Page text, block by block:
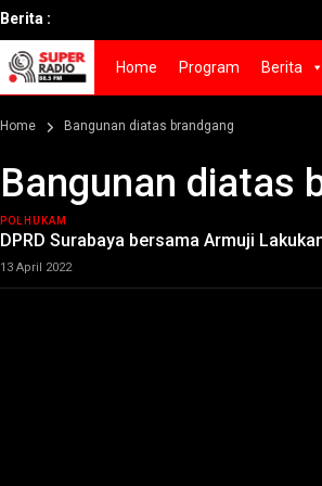
Berita :
Home Program Berita
Home Bangunan diatas brandgang
Bangunan diatas
POLHUKAM
DPRD Surabaya bersama Armuji
13 April 2022